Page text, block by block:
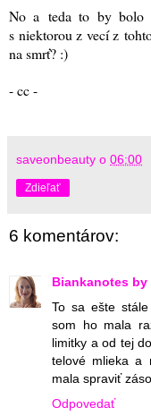
No a teda to by bolo
s niektorou z vecí z
na smrť? :)
- cc -
saveonbeauty o 06:00
Zdieľať
6 komentárov:
Biankanotes by
To sa ešte
som ho mala
limitky a od tej
telové mlieka a
mala spraviť
Odpovedať